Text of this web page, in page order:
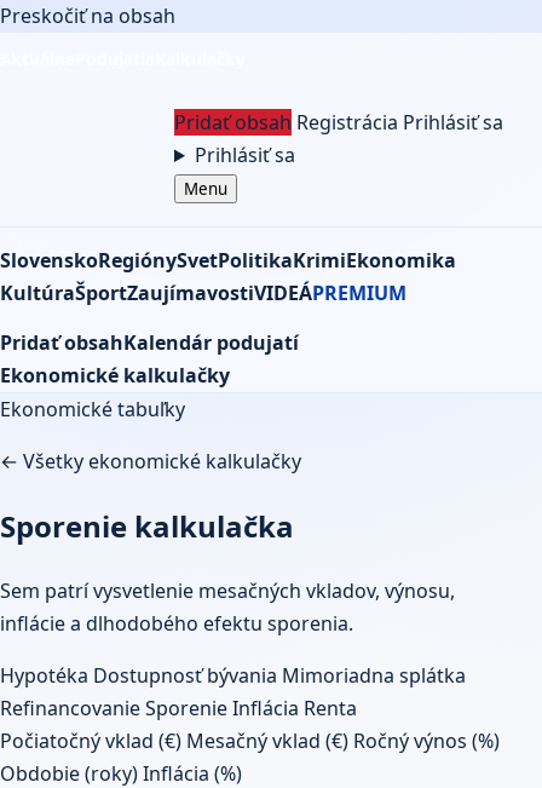
Preskočiť na obsah
Pridať obsah Registrácia Prihlásiť sa
Prihlásiť sa
Menu
SlovenskoRegiónySvetPolitikaKrimiEkonomika
KultúraŠportZaujímavostiVIDEÁPREMIUM
Pridať obsahKalendár podujatí
Ekonomické kalkulačky
Ekonomické tabuľky
← Všetky ekonomické kalkulačky
Sporenie kalkulačka
Sem patrí vysvetlenie mesačných vkladov, výnosu,
inflácie a dlhodobého efektu sporenia.
Hypotéka Dostupnosť bývania Mimoriadna splátka
RefinancovanieSporenieInflácia Renta
Počiatočný vklad (€) Mesačný vklad (€) Ročný výnos (%)
Obdobie (roky)Inflácia (%)